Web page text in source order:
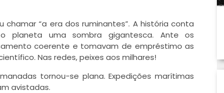
“a era dos ruminantes”. A história conta
planeta uma sombra gigantesca. Ante os
coerente e tomavam de empréstimo as
Nas redes, peixes aos milhares!
tornou-se plana. Expedições marítimas
avistadas.